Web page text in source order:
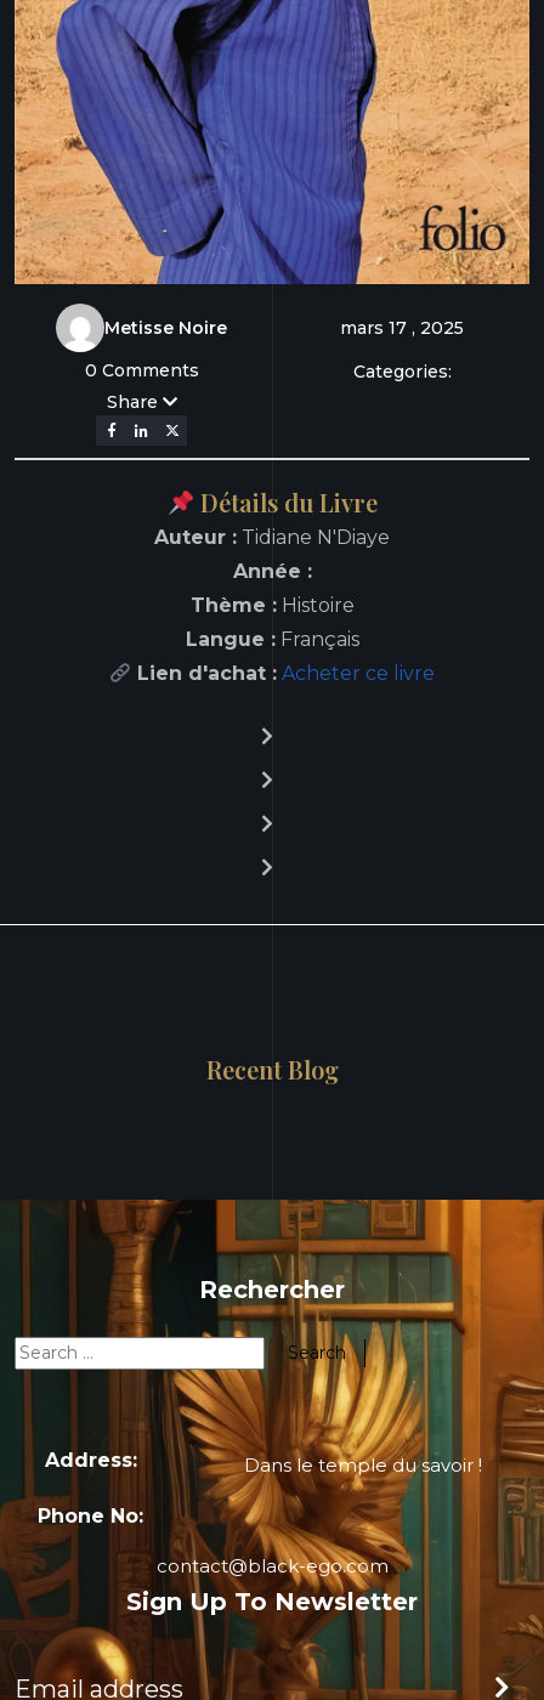
Metisse Noire
mars 17 , 2025
0 Comments
Categories:
Share
Détails du Livre
Auteur : Tidiane N'Diaye
Année :
Thème :Histoire
Langue :Français
Lien d'achat : Acheter ce livre
Recent Blog
Rechercher
Address: Dans le temple du savoir !
Phone No:
contact@black-ego.com
Sign Up To Newsletter